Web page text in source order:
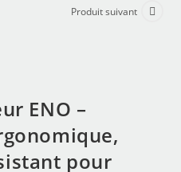
Produit suivant
ENO –
pour